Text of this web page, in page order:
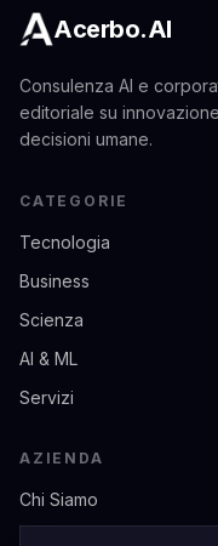
Acerbo.AI
Consulenza AI e
editoriale su
decisioni umane.
CATEGORIE
Tecnologia
Business
Scienza
AI & ML
Servizi
AZIENDA
Chi Siamo